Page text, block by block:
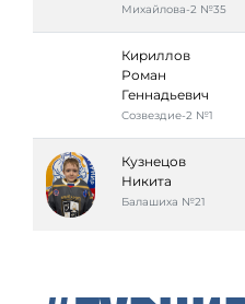
Михайлова-2 №35
Кириллов
Роман
Геннадьевич
Созвездие-2 №1
Кузнецов
Никита
Балашиха №21